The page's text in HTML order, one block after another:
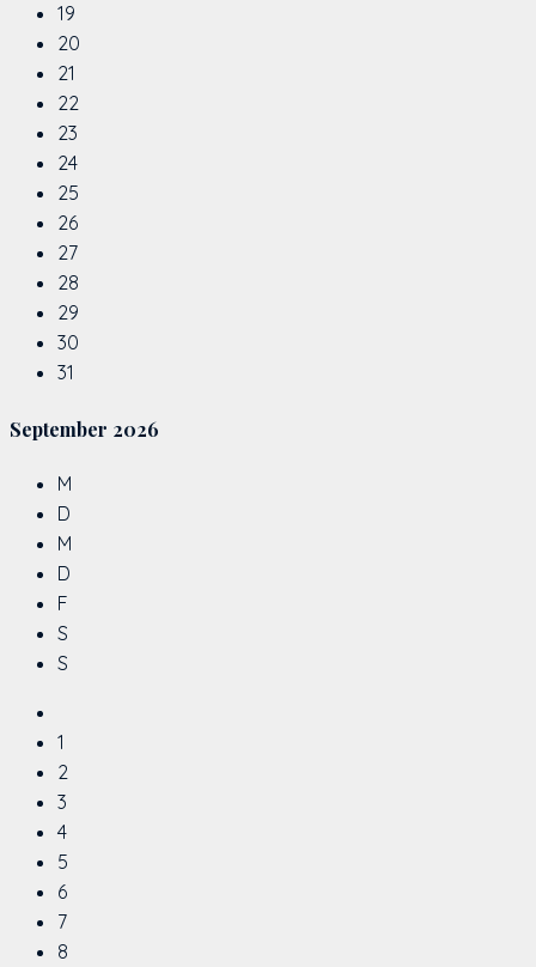
19
20
21
22
23
24
25
26
27
28
29
30
31
September 2026
M
D
M
D
F
S
S
1
2
3
4
5
6
7
8